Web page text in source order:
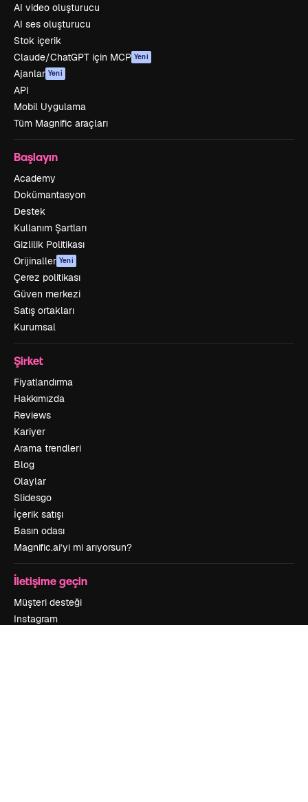
AI video oluşturucu
AI ses oluşturucu
Stok içerik
Claude/ChatGPT için MCP Yeni
Ajanlar Yeni
API
Mobil Uygulama
Tüm Magnific araçları
Başlayın
Academy
Dokümantasyon
Destek
Kullanım Şartları
Gizlilik Politikası
Orijinaller Yeni
Çerez politikası
Güven merkezi
Satış ortakları
Kurumsal
Şirket
Fiyatlandırma
Hakkımızda
Reviews
Kariyer
Arama trendleri
Blog
Olaylar
Slidesgo
İçerik satışı
Basın odası
Magnific.ai’yi mi arıyorsun?
İletişime geçin
Müşteri desteği
Instagram